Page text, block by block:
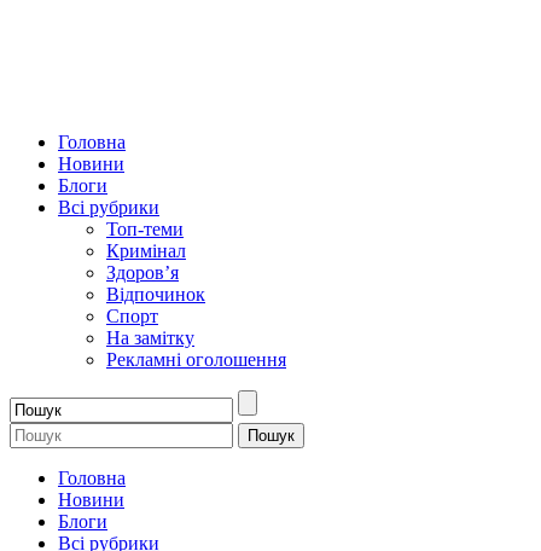
Головна
Новини
Блоги
Всі рубрики
Топ-теми
Кримінал
Здоров’я
Відпочинок
Спорт
На замітку
Рекламні оголошення
Головна
Новини
Блоги
Всі рубрики